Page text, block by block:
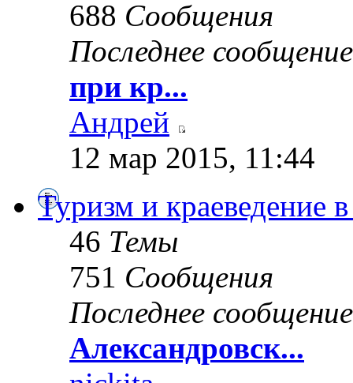
688 Сообщения
Последнее сообщение
при кр...
Андрей
12 мар 2015, 11:44
Туризм и краеведение
46 Темы
751 Сообщения
Последнее сообщение
Александровск...